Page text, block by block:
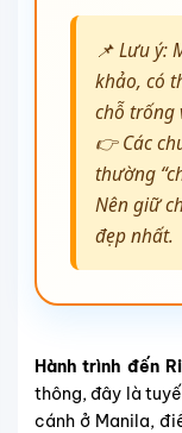
📌 Lưu ý:
khảo, có
chỗ trống
👉 Các
thường
Nên giữ
đẹp nhất.
Hành trình đến
thông, đây là
cánh ở Manila,